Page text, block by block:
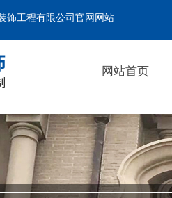
饰工程有限公司官网网站
网站首页